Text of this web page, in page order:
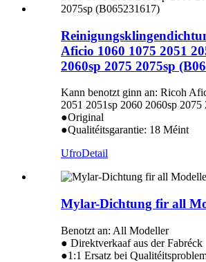
Aficio 1060 1075 2051
2060sp 2075 2075sp
Kann benotzt ginn an: Ricoh
2051 2051sp 2060 2060sp 2075
●Original
●Qualitéitsgarantie: 18 Méint
UfroDetail
Mylar-Dichtung fir all
Benotzt an: All Modeller
● Direktverkaaf aus der Fabréck
●1:1 Ersatz bei